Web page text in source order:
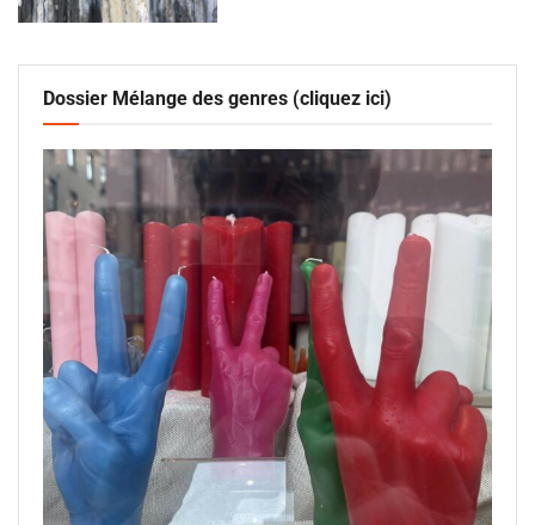
Dossier Mélange des genres (cliquez ici)